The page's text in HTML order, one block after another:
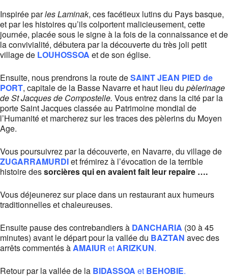
Inspirée parles Laminak, ces facétieux lutins du Pays basque,
et par les histoires qu’ils colportent malicieusement, cette
journée, placée sous le signe à la fois de la connaissance et de
la convivialité, débutera par la découverte du très joli petit
village de LOUHOSSOA et de son église.
Ensuite, nous prendrons la route deSAINT JEAN PIED de
PORT, capitale de la Basse Navarre et haut lieu du pèlerinage
de St Jacques de Compostelle. Vous entrez dans la cité par la
porte Saint Jacques classée au Patrimoine mondial de
l’Humanité et marcherez sur les traces des pèlerins du Moyen
Age.
Vous poursuivrez par la découverte, en Navarre, du village de
ZUGARRAMURDIet frémirez à l’évocation de la terrible
histoire dessorcières qui en avaient fait leur repaire ….
Vous déjeunerez sur place dans un restaurant aux humeurs
traditionnelles et chaleureuses.
Ensuite pause des contrebandiers à DANCHARIA (30 à 45
minutes) avant le départ pour la vallée du BAZTAN avec des
arrêts commentés àAMAIUR etARIZKUN.
Retour par la vallée de la BIDASSOA et BEHOBIE.